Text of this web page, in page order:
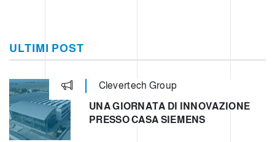
ULTIMI POST
Clevertech Group
UNA GIORNATA DI INNOVAZIONE
PRESSO CASA SIEMENS